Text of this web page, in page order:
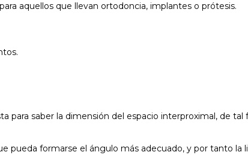
aquellos que llevan ortodoncia, implantes o prótesis.
saber la dimensión del espacio interproximal, de
pueda formarse el ángulo más adecuado, y por tanto la